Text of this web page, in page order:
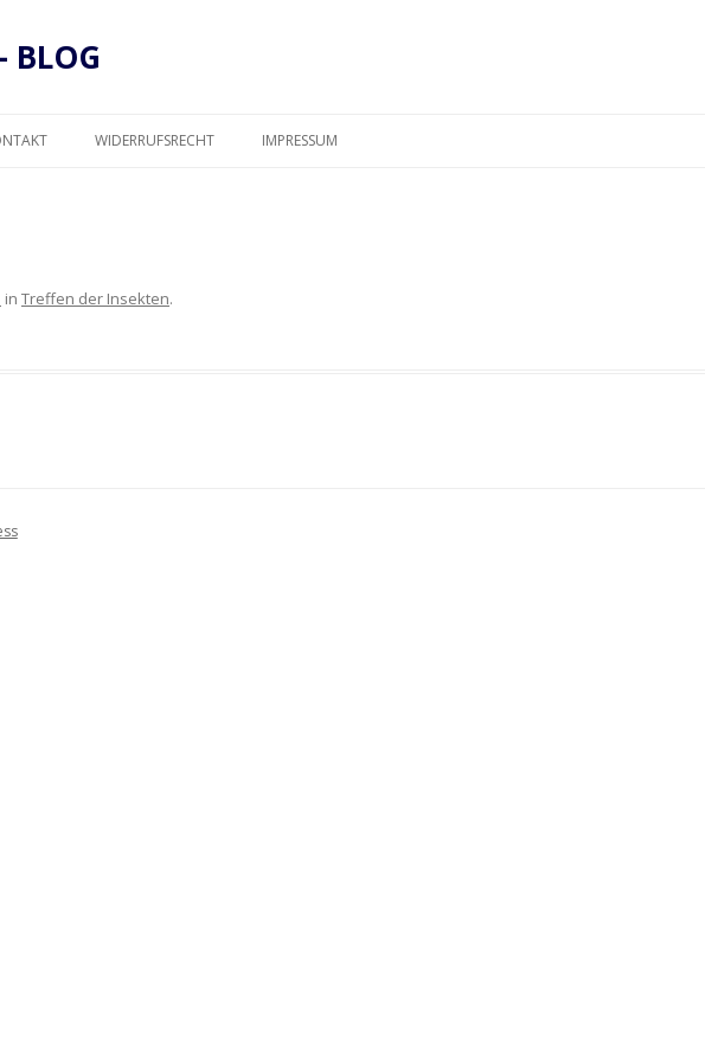
BLOG
Inhalt
WIDERRUFSRECHT IMPRESSUM
in Treffen der Insekten.